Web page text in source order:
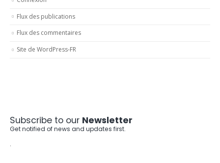
Flux des publications
Flux des commentaires
Site de WordPress-FR
Subscribe to our Newsletter
Get notified of news and updates first.
.